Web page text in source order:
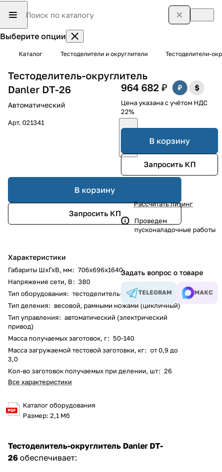
Выберите опции
Каталог Тестоделители и округлители Тестоделители-
Тестоделитель-округлитель
Danler DT-26
Автоматический
Арт. 021341
В корзину
Запросить КП
Характеристики
Габариты ШхГхВ, мм: 706х696х1640
Напряжение сети, В: 380
Тип оборудования: тестоделитель-тестоокруглитель
Тип деления: весовой, рамными ножами (цикличный)
Тип управления: автоматический (электрический
привод)
Масса получаемых заготовок, г: 50-140
Масса загружаемой тестовой заготовки, кг: от 0,9 до
3,0
Кол-во заготовок получаемых при делении, шт: 26
Все характеристики
Каталог оборудования
Размер: 2,1 Мб
964 682 ₽
Цена указана с учётом НДС
22%
В корзину
Запросить КП
Рассчитать лизинг
Проведем
пусконаладочные работы
Задать вопрос о товаре
TELEGRAM МАКС
Тестоделитель-округлитель Danler DT-
26 обеспечивает: